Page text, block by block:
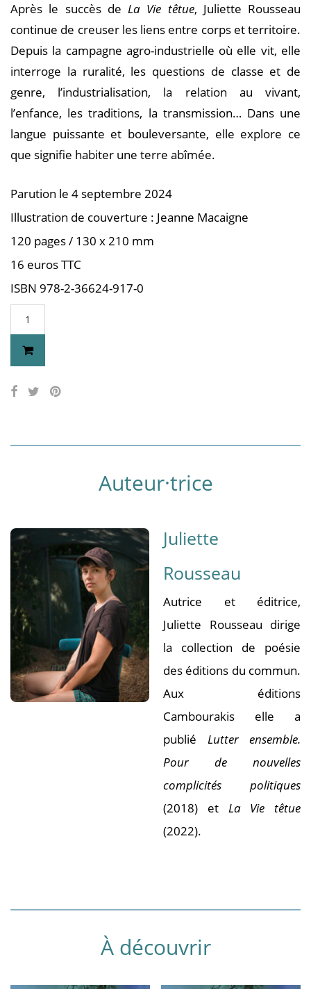
Après le succès de La Vie têtue, Juliette Rousseau
continue de creuser les liens entre corps et territoire.
Depuis la campagne agro-industrielle où elle vit, elle
interroge la ruralité, les questions de classe et de
genre, l’industrialisation, la relation au vivant,
l’enfance, les traditions, la transmission… Dans une
langue puissante et bouleversante, elle explore ce
que signifie habiter une terre abîmée.
Parution le 4 septembre 2024
Illustration de couverture : Jeanne Macaigne
120 pages / 130 x 210 mm
16 euros TTC
ISBN 978-2-36624-917-0
Auteur·trice
Juliette
Rousseau
Autrice et éditrice,
Juliette Rousseau dirige
la collection de poésie
des éditions du commun.
Aux éditions
Cambourakis elle a
publié Lutter ensemble.
Pour de nouvelles
complicités politiques
(2018) et La Vie têtue
(2022).
À découvrir